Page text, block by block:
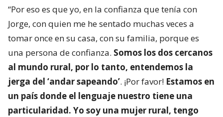
“Por eso es que yo, en la confianza que tenía con
Jorge, con quien me he sentado muchas veces a
tomar once en su casa, con su familia, porque es
una persona de confianza. Somos los dos cercanos
al mundo rural, por lo tanto, entendemos la
jerga del ‘andar sapeando’. ¡Por favor! Estamos en
un país donde el lenguaje nuestro tiene una
particularidad. Yo soy una mujer rural, tengo